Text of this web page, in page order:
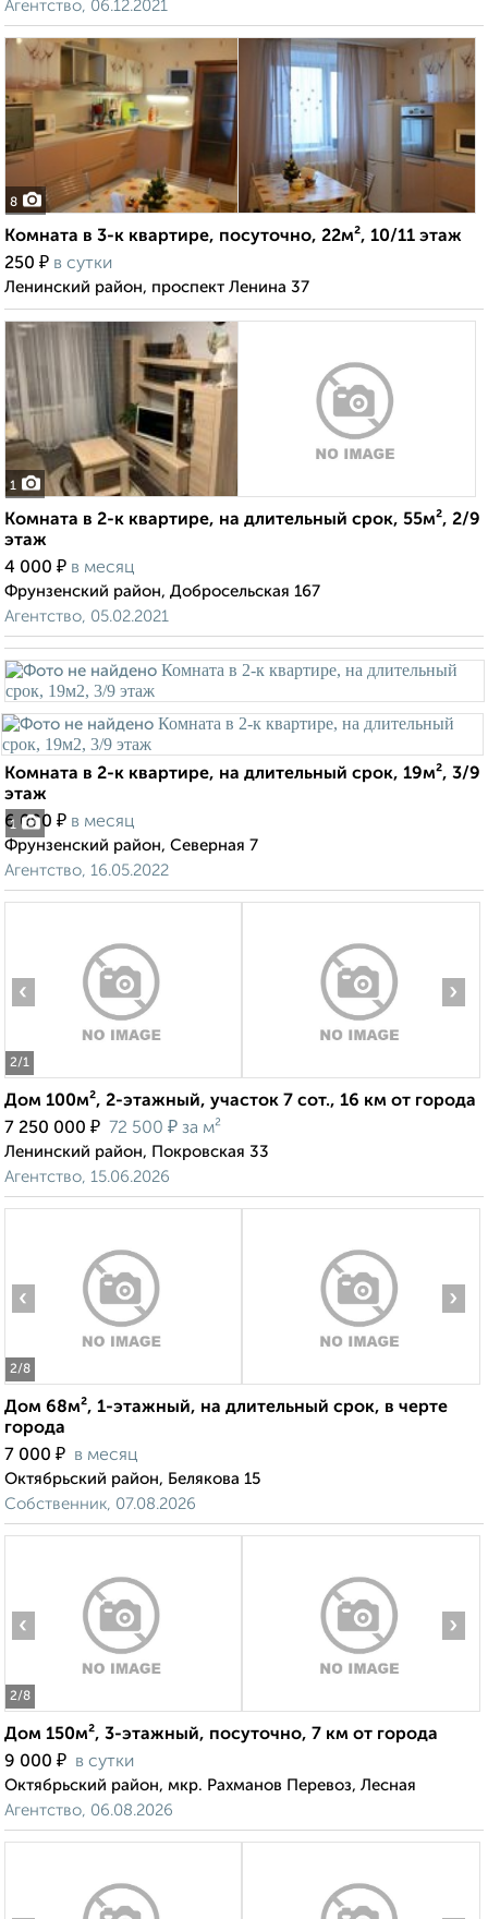
Агентство, 06.12.2021
8
Комната в 3-к квартире, посуточно, 22м², 10/11 этаж
250 ₽ в сутки
Ленинский район, проспект Ленина 37
1
Комната в 2-к квартире, на длительный срок, 55м², 2/9
этаж
4 000 ₽ в месяц
Фрунзенский район, Добросельская 167
Агентство, 05.02.2021
1
Комната в 2-к квартире, на длительный срок, 19м², 3/9
этаж
6 000 ₽ в месяц
Фрунзенский район, Северная 7
Агентство, 16.05.2022
2/1
‹ ›
Дом 100м², 2-этажный, участок 7 сот., 16 км от города
7 250 000 ₽ 72 500 ₽ за м²
Ленинский район, Покровская 33
Агентство, 15.06.2026
2/8
‹ ›
Дом 68м², 1-этажный, на длительный срок, в черте
города
7 000 ₽ в месяц
Октябрьский район, Белякова 15
Собственник, 07.08.2026
2/8
‹ ›
Дом 150м², 3-этажный, посуточно, 7 км от города
9 000 ₽ в сутки
Октябрьский район, мкр. Рахманов Перевоз, Лесная
Агентство, 06.08.2026